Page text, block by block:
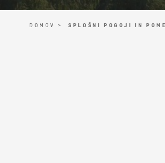
DOMOV > SPLOŠNI POGOJI IN